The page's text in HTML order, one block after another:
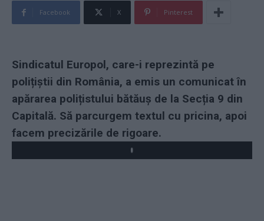
Facebook X Pinterest
Sindicatul Europol, care-i reprezintă pe
polițiștii din România, a emis un comunicat în
apărarea polițistului bătăuș de la Secția 9 din
Capitală. Să parcurgem textul cu pricina, apoi
facem precizările de rigoare.
Play